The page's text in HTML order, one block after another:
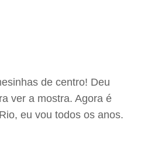
de centro! Deu
ver a mostra. Agora é
eu vou todos os anos.